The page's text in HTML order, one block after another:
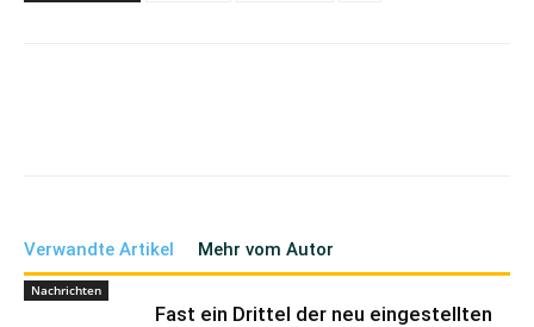
Verwandte Artikel Mehr vom Autor
Nachrichten
Fast ein Drittel der neu eingestellten